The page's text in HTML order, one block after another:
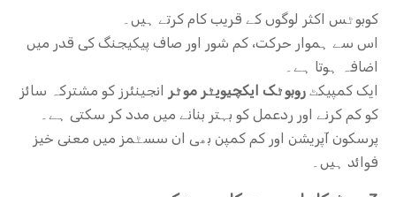
کوبوٹس اکثر لوگوں کے قریب کام کرتے ہیں۔
اس سے ہموار حرکت، کم شور اور صاف پیکیجنگ کی قدر میں
اضافہ ہوتا ہے۔
ایک کمپیکٹ روبوٹک ایکچیویٹر موٹر
انجینئرز کو مشترکہ سائز
کو کم کرنے اور ردعمل کو بہتر بنانے میں مدد کر سکتی ہے۔
پرسکون آپریشن اور کم کمپن بھی ان سسٹمز میں معنی خیز
فوائد ہیں۔